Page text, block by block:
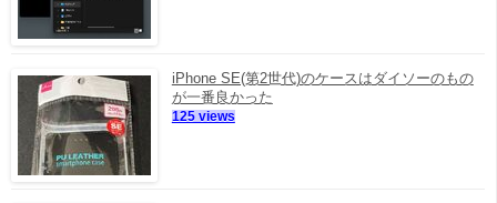
iPhone SE(第2世代)のケースはダイソーのもの
が一番良かった
125 views